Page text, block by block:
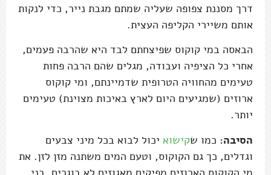
דרך מסננת צפופה שעליה שמתם מגבת נייר, כדי לנקות
אותם משיירי הקליפה העצית.
הבאסה במי קוקוס שפיצחתם לבד היא שהרבה פעמים,
אחרי כל הציפיה ועבודה, מגלים שהם הרבה פחות
טעימים מהחוויה הטרופית שדמיינתם, ומי קוקוס
ארוזים (שמגיעים היום לארץ באיכות מצוינת) טעימים
יותר.
הסיבה: כמו שקישוא יכול לבוא בכל מיני צבעים
וגדלים, כך גם הקוקוס, וטעם המים משתנה מזן לזן. את